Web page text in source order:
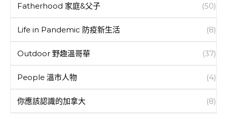
Fatherhood 家庭&父子 (50)
Life in Pandemic 防疫新生活 (8)
Outdoor 野趣溫哥華 (37)
People 溫市人物 (4)
你應該認識的加拿大 (8)